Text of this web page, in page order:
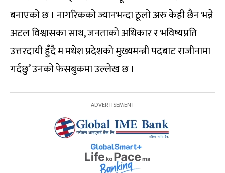
बनाएको छ । नागरिकको ज्यानभन्दा ठूलो अरु केही छैन भन्ने
अटल विश्वासका साथ, जनताको अधिकार र भविष्यप्रति
उत्तरदायी हुँदै म मधेश प्रदेशको मुख्यमन्त्री पदबाट राजीनामा
गर्दछु’ उनको फेसबुकमा उल्लेख छ ।